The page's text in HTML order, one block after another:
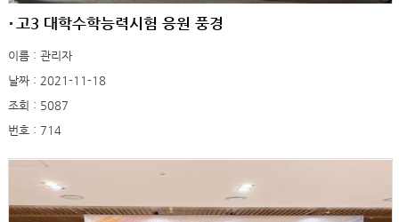
고3 대학수학능력시험 응원 풍경
이름 : 관리자
날짜 : 2021-11-18
조회 : 5087
번호 : 714